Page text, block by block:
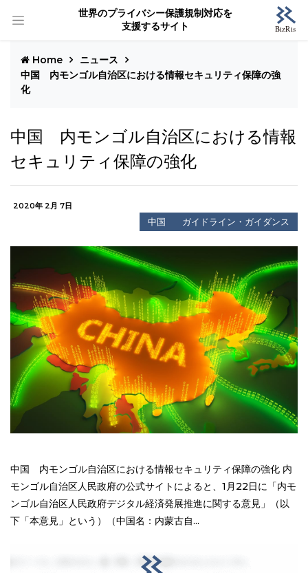
世界のプライバシー保護規制対応を
支援するサイト
Home
ニュース
中国 内モンゴル自治区における情報セキュリティ保障の強
化
中国 内モンゴル自治区における情報
セキュリティ保障の強化
2020年 2月 7日
中国 ガイドライン・ガイダンス
中国 内モンゴル自治区における情報セキュリティ保障の強化 内
モンゴル自治区人民政府の公式サイトによると、1月22日に「内モ
ンゴル自治区人民政府デジタル経済発展推進に関する意見」（以
下「本意見」という）（中国名：内蒙古自...